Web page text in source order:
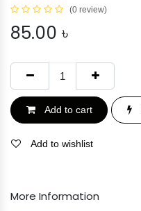
(0 review)
85.00 ৳
Add to cart
Add to wishlist
More Information